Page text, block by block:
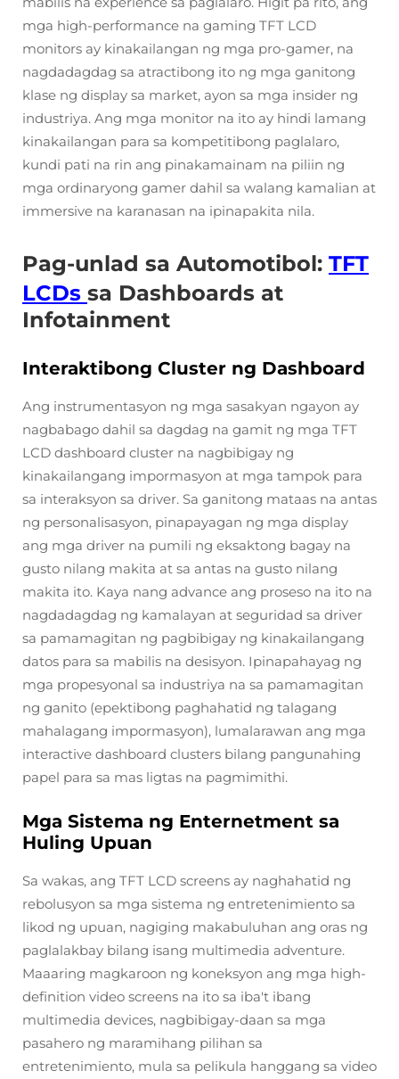
mga high-performance na gaming TFT LCD
monitors ay kinakailangan ng mga pro-gamer, na
nagdadagdag sa atractibong ito ng mga ganitong
klase ng display sa market, ayon sa mga insider ng
industriya. Ang mga monitor na ito ay hindi lamang
kinakailangan para sa kompetitibong paglalaro,
kundi pati na rin ang pinakamainam na piliin ng
mga ordinaryong gamer dahil sa walang kamalian at
immersive na karanasan na ipinapakita nila.
Pag-unlad sa Automotibol: TFT
LCDs sa Dashboards at
Infotainment
Interaktibong Cluster ng Dashboard
Ang instrumentasyon ng mga sasakyan ngayon ay
nagbabago dahil sa dagdag na gamit ng mga TFT
LCD dashboard cluster na nagbibigay ng
kinakailangang impormasyon at mga tampok para
sa interaksyon sa driver. Sa ganitong mataas na antas
ng personalisasyon, pinapayagan ng mga display
ang mga driver na pumili ng eksaktong bagay na
gusto nilang makita at sa antas na gusto nilang
makita ito. Kaya nang advance ang proseso na ito na
nagdadagdag ng kamalayan at seguridad sa driver
sa pamamagitan ng pagbibigay ng kinakailangang
datos para sa mabilis na desisyon. Ipinapahayag ng
mga propesyonal sa industriya na sa pamamagitan
ng ganito (epektibong paghahatid ng talagang
mahalagang impormasyon), lumalarawan ang mga
interactive dashboard clusters bilang pangunahing
papel para sa mas ligtas na pagmimithi.
Mga Sistema ng Enternetment sa
Huling Upuan
Sa wakas, ang TFT LCD screens ay naghahatid ng
rebolusyon sa mga sistema ng entretenimiento sa
likod ng upuan, nagiging makabuluhan ang oras ng
paglalakbay bilang isang multimedia adventure.
Maaaring magkaroon ng koneksyon ang mga high-
definition video screens na ito sa iba't ibang
multimedia devices, nagbibigay-daan sa mga
pasahero ng maramihang pilihan sa
entretenimiento, mula sa pelikula hanggang sa video